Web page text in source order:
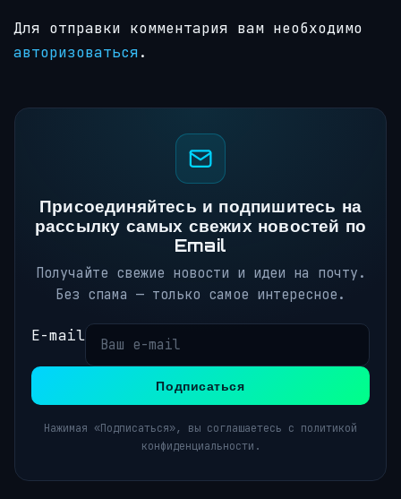
Для отправки комментария вам необходимо
авторизоваться.
Присоединяйтесь и подпишитесь на
рассылку самых свежих новостей по
Email
Получайте свежие новости и идеи на почту.
Без спама — только самое интересное.
E-mail
Подписаться
Нажимая «Подписаться», вы соглашаетесь с политикой
конфиденциальности.